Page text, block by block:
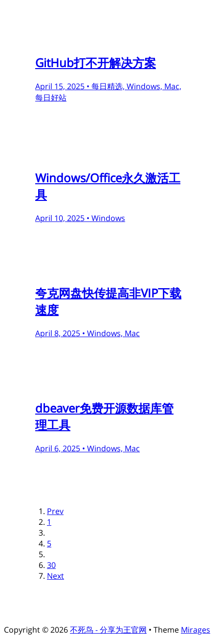
GitHub打不开解决方案
April 15, 2025 • 每日精选, Windows, Mac,
每日好站
Windows/Office永久激活工
具
April 10, 2025 • Windows
夸克网盘快传提高非VIP下载
速度
April 8, 2025 • Windows, Mac
dbeaver免费开源数据库管
理工具
April 6, 2025 • Windows, Mac
Prev
1
5
30
Next
Copyright © 2026不死鸟 - 分享为王官网 • Theme Mirages